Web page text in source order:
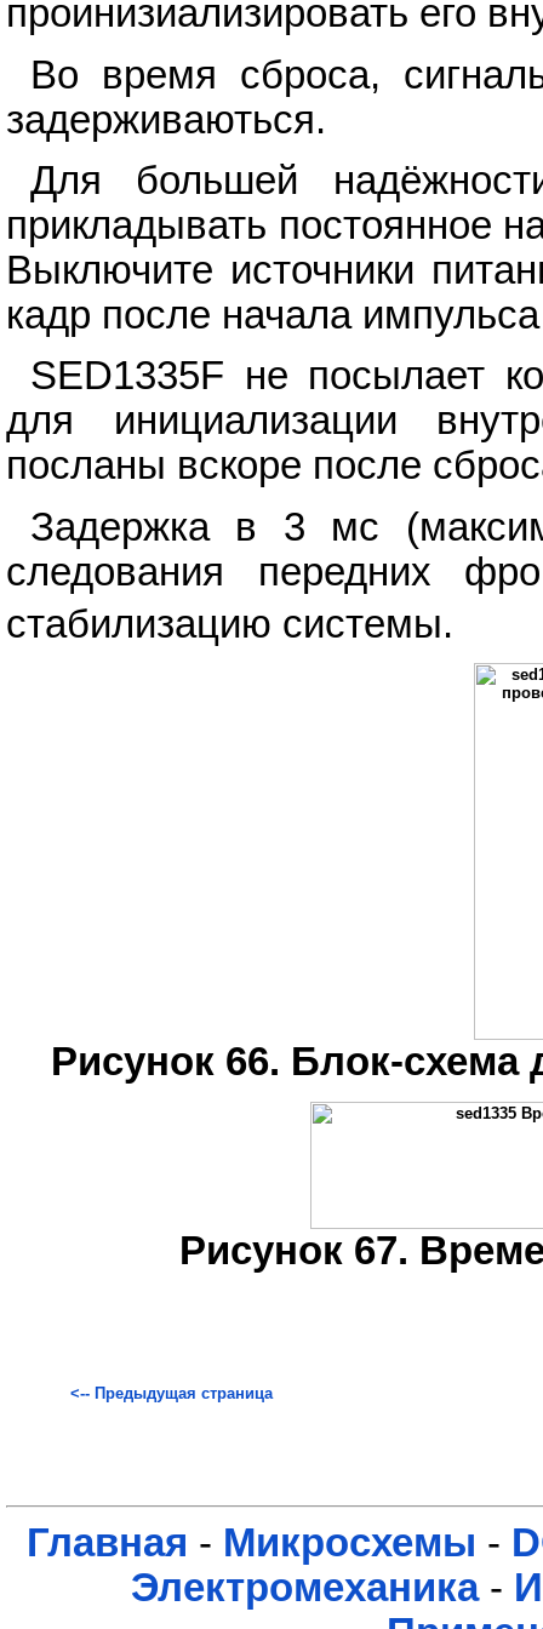
проинизиализировать его
Во время сброса,
задерживаються.
Для большей
прикладывать постоянное
Выключите источники
кадр после начала
SED1335F не посылает
для инициализации
посланы вскоре после
Задержка в 3 мс
следования передних
стабилизацию системы.
Рисунок 66. Блок-схема
Рисунок 67.
<-- Предыдущая страница
Главная - Микросхемы -
Электромеханика-